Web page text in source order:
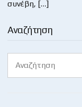
Αναζήτηση
for:
συνέβη, […]